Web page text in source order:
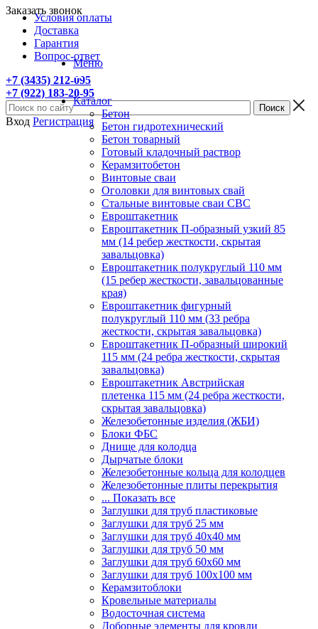
Условия оплаты
Доставка
Гарантия
Вопрос-ответ
+7 (3435) 212-095
+7 (922) 183-20-95
Заказать звонок
Вход Регистрация
Меню
Каталог
Бетон
Бетон гидротехнический
Бетон товарный
Готовый кладочный раствор
Керамзитобетон
Винтовые сваи
Оголовки для винтовых свай
Стальные винтовые сваи СВС
Евроштакетник
Евроштакетник П-образный узкий 85
мм (14 ребер жесткости, скрытая
завальцовка)
Евроштакетник полукруглый 110 мм
(15 ребер жесткости, завальцованные
края)
Евроштакетник фигурный
полукруглый 110 мм (33 ребра
жесткости, скрытая завальцовка)
Евроштакетник П-образный широкий
115 мм (24 ребра жесткости, скрытая
завальцовка)
Евроштакетник Австрийская
плетенка 115 мм (24 ребра жесткости,
скрытая завальцовка)
Железобетонные изделия (ЖБИ)
Блоки ФБС
Днище для колодца
Дырчатые блоки
Железобетонные кольца для колодцев
Железобетонные плиты перекрытия
... Показать все
Заглушки для труб пластиковые
Заглушки для труб 25 мм
Заглушки для труб 40х40 мм
Заглушки для труб 50 мм
Заглушки для труб 60х60 мм
Заглушки для труб 100х100 мм
Керамзитоблоки
Кровельные материалы
Водосточная система
Доборные элементы для кровли